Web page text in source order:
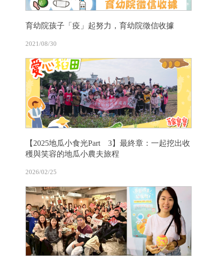
育幼院孩子「疫」起努力，育幼院徵信收據
2021/08/30
【2025地瓜小食光Part 3】最終章：一起挖出收
穫與笑容的地瓜小農夫旅程
2026/02/25